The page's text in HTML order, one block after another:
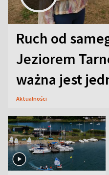
Ruch od
Jeziorem
ważna jest
Aktualności